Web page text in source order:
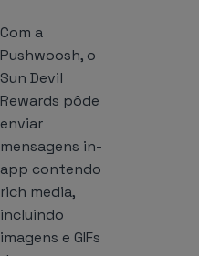
Com a
Pushwoosh, o
Sun Devil
Rewards pôde
enviar
mensagens in-
app contendo
rich media,
incluindo
imagens e GIFs